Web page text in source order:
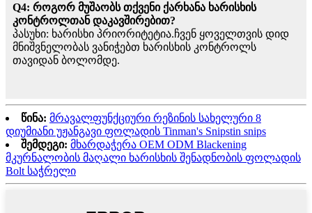
Q4: როგორ მუშაობს თქვენი ქარხანა ხარისხის
კონტროლთან დაკავშირებით?
პასუხი: ხარისხი პრიორიტეტია.ჩვენ ყოველთვის დიდ
მნიშვნელობას ვანიჭებთ ხარისხის კონტროლს
თავიდან ბოლომდე.
წინა: მრავალფუნქციური რეზინის სახელური 8
დიუმიანი უჟანგავი ფოლადის Tinman's Snipstin snips
შემდეგი: მხარდაჭერა OEM ODM Blackening
მკურნალობის მაღალი ხარისხის შენადნობის ფოლადის
Bolt საჭრელი